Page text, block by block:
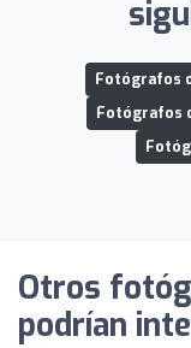
Fotógrafos
Fotógrafos
Otros
podrían